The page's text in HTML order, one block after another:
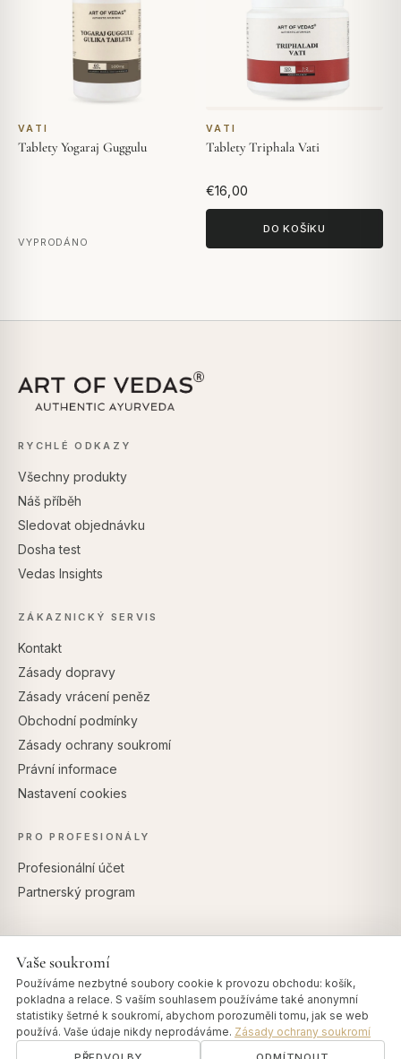
VATI
Tablety Yogaraj Guggulu
VYPRODÁNO
VATI
Tablety Triphala Vati
€16,00
DO KOŠÍKU
RYCHLÉ ODKAZY
Všechny produkty
Náš příběh
Sledovat objednávku
Dosha test
Vedas Insights
ZÁKAZNICKÝ SERVIS
Kontakt
Zásady dopravy
Zásady vrácení peněz
Obchodní podmínky
Zásady ochrany soukromí
Právní informace
Nastavení cookies
PRO PROFESIONÁLY
Profesionální účet
Partnerský program
Vaše soukromí
Používáme nezbytné soubory cookie k provozu obchodu: košík,
pokladna a relace. S vaším souhlasem používáme také anonymní
statistiky šetrné k soukromí, abychom porozuměli tomu, jak se web
používá. Vaše údaje nikdy neprodáváme. Zásady ochrany soukromí